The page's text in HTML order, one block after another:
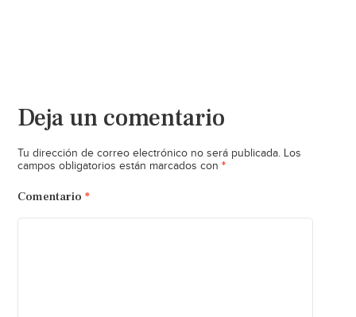
Deja un comentario
Tu dirección de correo electrónico no será publicada. Los
campos obligatorios están marcados con *
Comentario *